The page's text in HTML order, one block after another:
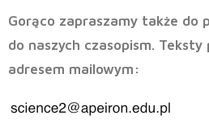
Gorąco zapraszamy także do
do naszych czasopism.
adresem mailowym: